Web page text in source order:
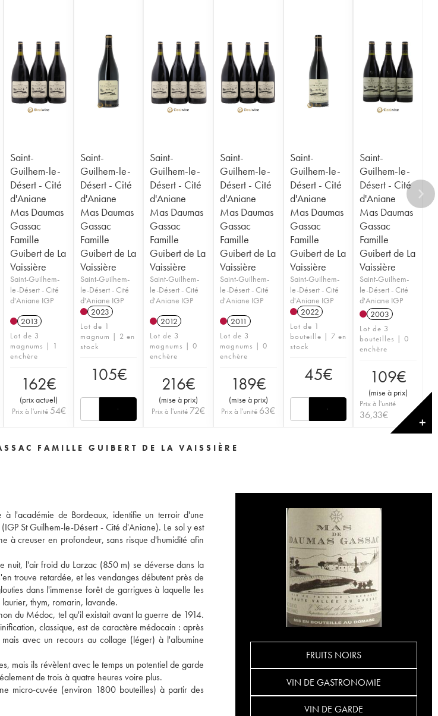
Saint-
Guilhem-le-
Désert - Cité
d'Aniane
Mas Daumas
Gassac
Famille
Guibert de La
Vaissière
Saint-Guilhem-
le-Désert - Cité
d'Aniane IGP
2013
Lot de 3
magnums | 1
enchère
162€
(prix actuel)
Prix à l'unité 54€
Saint-
Guilhem-le-
Désert - Cité
d'Aniane
Mas Daumas
Gassac
Famille
Guibert de La
Vaissière
Saint-Guilhem-
le-Désert - Cité
d'Aniane IGP
2023
Lot de 1
magnum | 2 en
stock
105€
Saint-
Guilhem-le-
Désert - Cité
d'Aniane
Mas Daumas
Gassac
Famille
Guibert de La
Vaissière
Saint-Guilhem-
le-Désert - Cité
d'Aniane IGP
2012
Lot de 3
magnums | 0
enchère
216€
(mise à prix)
Prix à l'unité 72€
Saint-
Guilhem-le-
Désert - Cité
d'Aniane
Mas Daumas
Gassac
Famille
Guibert de La
Vaissière
Saint-Guilhem-
le-Désert - Cité
d'Aniane IGP
2011
Lot de 3
magnums | 0
enchère
189€
(mise à prix)
Prix à l'unité 63€
Saint-
Guilhem-le-
Désert - Cité
d'Aniane
Mas Daumas
Gassac
Famille
Guibert de La
Vaissière
Saint-Guilhem-
le-Désert - Cité
d'Aniane IGP
2022
Lot de 1
bouteille | 7 en
stock
45€
Saint-
Guilhem-le-
Désert - Cité
d'Aniane
Mas Daumas
Gassac
Famille
Guibert de La
Vaissière
Saint-Guilhem-
le-Désert - Cité
d'Aniane IGP
2003
Lot de 3
bouteilles | 0
enchère
109€
(mise à prix)
Prix à l'unité
36,33€
✕
FAMILLE GUIBERT DE LA VAISSIÈRE
l'académie de Bordeaux, identifie un terroir d'une
St Guilhem-le-Désert - Cité d'Aniane). Le sol y est
à creuser en profondeur, sans risque d'humidité afin
nuit, l'air froid du Larzac (850 m) se déverse dans la
trouve retardée, et les vendanges débutent près de
dans l'immense forêt de garrigues à laquelle les
thym, romarin, lavande.
du Médoc, tel qu'il existait avant la guerre de 1914.
classique, est de caractère médocain : après
avec un recours au collage (léger) à l'albumine
mais ils révèlent avec le temps un potentiel de garde
de trois à quatre heures voire plus.
micro-cuvée (environ 1800 bouteilles) à partir des
FRUITS NOIRS
VIN DE GASTRONOMIE
VIN DE GARDE